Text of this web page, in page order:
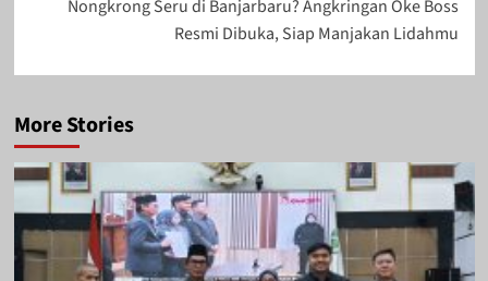
Nongkrong Seru di Banjarbaru? Angkringan Oke Boss
Resmi Dibuka, Siap Manjakan Lidahmu
More Stories